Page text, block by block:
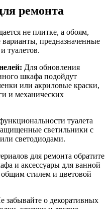
ремонта
не плитке, а обоям,
варианты, предназначенные
туалетов.
Для обновления
шкафа подойдут
или акриловые краски,
и механических
туалета
светильники с
светодиодами.
для ремонта обратите
и аксессуары для ванной
стилем и цветовой
забывайте о декоративных